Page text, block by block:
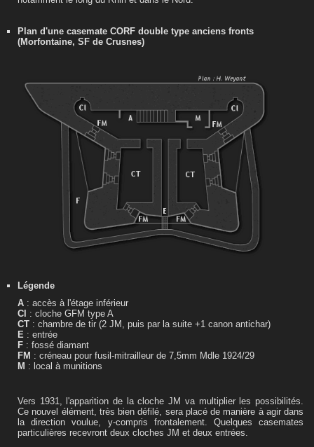
Plan d'une casemate CORF double type anciens fronts
(Morfontaine, SF de Crusnes)
Légende
A : accès à l'étage inférieur
Cl : cloche GFM type A
CT : chambre de tir (2 JM, puis par la suite +1 canon antichar)
E : entrée
F : fossé diamant
FM : créneau pour fusil-mitrailleur de 7,5mm Mdle 1924/29
M : local à munitions
Vers 1931, l'apparition de la cloche JM va multiplier les possibilités.
Ce nouvel élément, très bien défilé, sera placé de manière à agir dans
la direction voulue, y-compris frontalement. Quelques casemates
particulières recevront deux cloches JM et deux entrées.